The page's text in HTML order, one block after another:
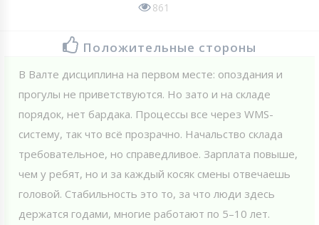
861
Положительные стороны
В Валте дисциплина на первом месте: опоздания и
прогулы не приветствуются. Но зато и на складе
порядок, нет бардака. Процессы все через WMS-
систему, так что всё прозрачно. Начальство склада
требовательное, но справедливое. Зарплата повыше,
чем у ребят, но и за каждый косяк смены отвечаешь
головой. Стабильность это то, за что люди здесь
держатся годами, многие работают по 5–10 лет.